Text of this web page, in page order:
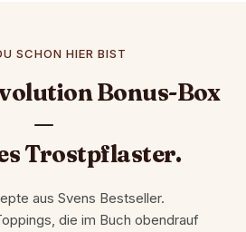
SCHON HIER BIST
Bonus-Box
—
Trostpflaster.
aus Svens Bestseller.
die im Buch obendrauf